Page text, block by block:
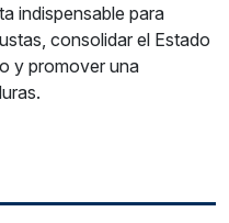
indispensable para
consolidar el Estado
y promover una